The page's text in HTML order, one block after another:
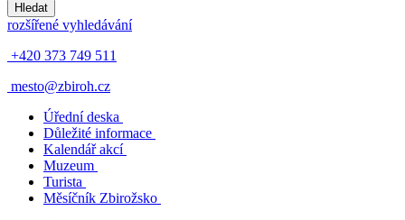
Hledat
rozšířené vyhledávání
+420 373 749 511
mesto@zbiroh.cz
Úřední deska
Důležité informace
Kalendář akcí
Muzeum
Turista
Měsíčník Zbirožsko